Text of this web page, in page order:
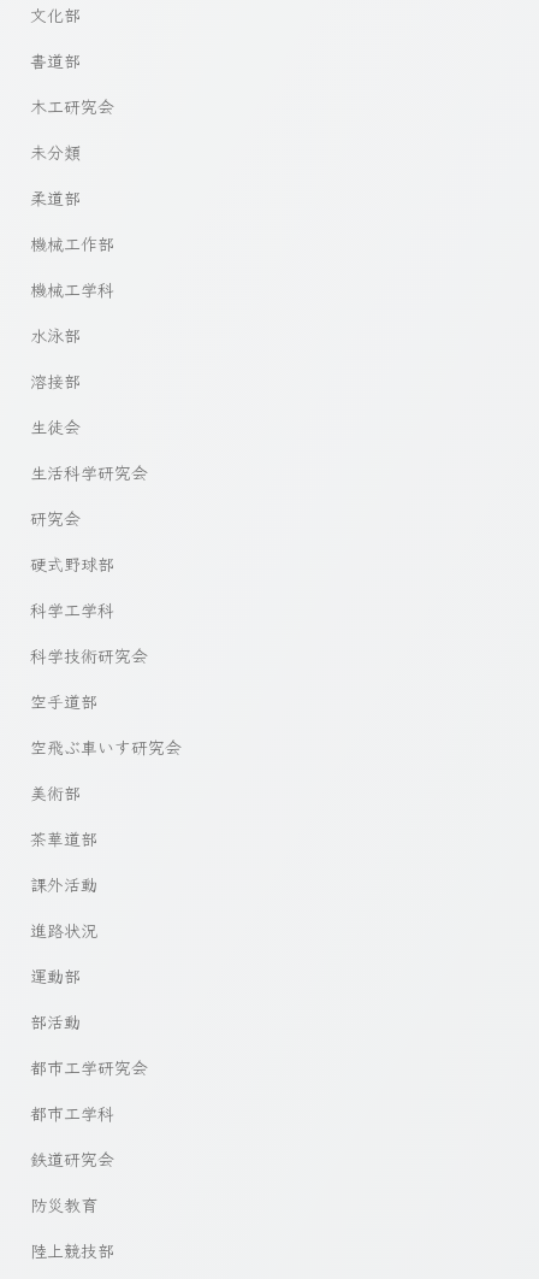
文化部
書道部
木工研究会
未分類
柔道部
機械工作部
機械工学科
水泳部
溶接部
生徒会
生活科学研究会
研究会
硬式野球部
科学工学科
科学技術研究会
空手道部
空飛ぶ車いす研究会
美術部
茶華道部
課外活動
進路状況
運動部
部活動
都市工学研究会
都市工学科
鉄道研究会
防災教育
陸上競技部